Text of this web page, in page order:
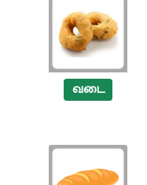
வடை